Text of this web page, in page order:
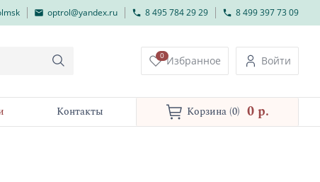
optrol@yandex.ru 8 495 784 29 29 8 499 397 73 09
0 Избранное Войти
Контакты Корзина (0) 0 p.